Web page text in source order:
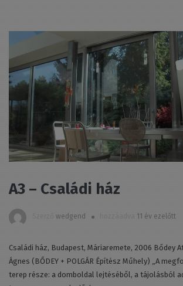
A3 – Családi ház
wedgend 11 év ezelőtt
Családi ház, Budapest, Máriaremete, 2006 Bődey
Ágnes (BŐDEY + POLGÁR Építész Műhely) „A
terep része: a domboldal lejtéséből, a tájolásból